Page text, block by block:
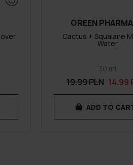
GREEN
Cactus + Squalane
Water
30 ml
19.99 PLN 14.99
ADD TO